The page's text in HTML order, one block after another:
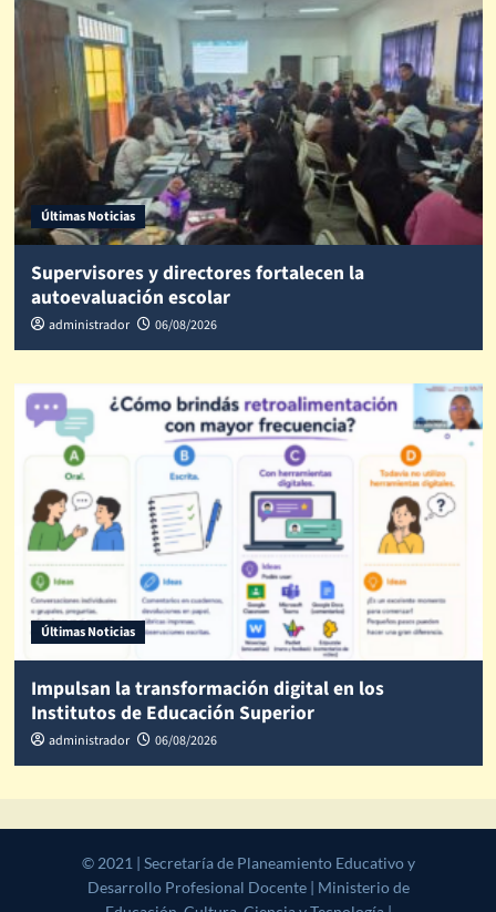
Últimas Noticias
Supervisores y directores fortalecen la
autoevaluación escolar
administrador 06/08/2026
Últimas Noticias
Impulsan la transformación digital en los
Institutos de Educación Superior
administrador 06/08/2026
© 2021 | Secretaría de Planeamiento Educativo y Desarrollo
Profesional Docente | Ministerio de Educación, Cultura, Ciencia y